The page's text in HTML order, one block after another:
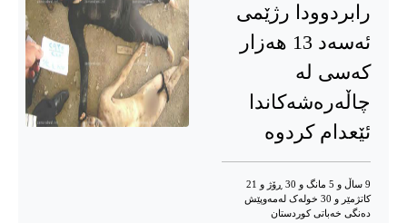
رابردوودا رژێمی
ئەسەد 13 هەزار
کەسی لە
چاڵەرەشەکاندا
ئێعدام کردوە
9 ساڵ و 5 مانگ و 30 ڕۆژ و 21
کاتژمێر و 30 خوله‌ک له‌مه‌وپێش‌
دەنگی خەباتی کوردستان